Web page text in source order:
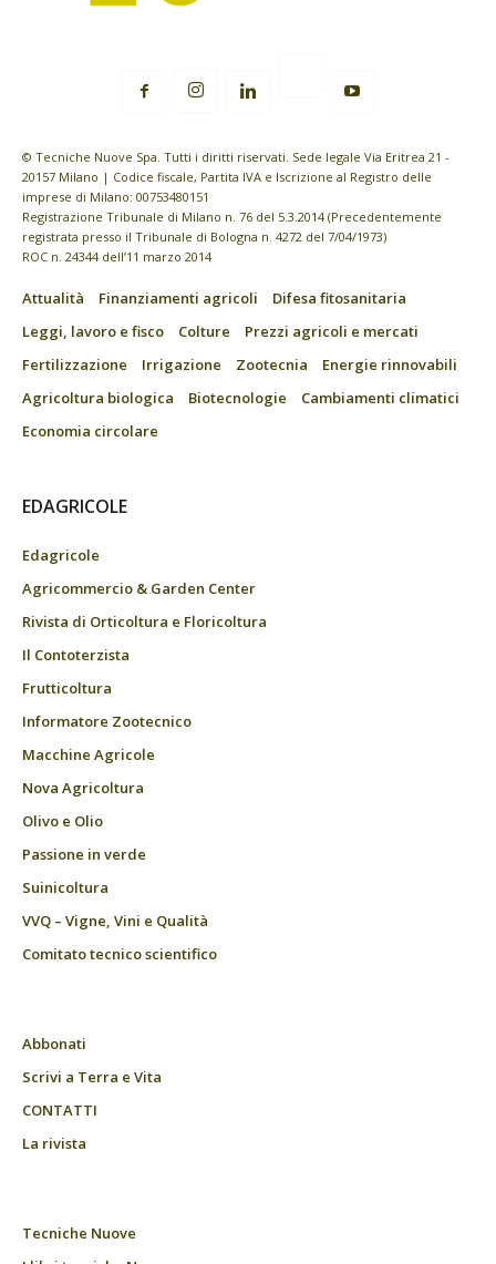
© Tecniche Nuove Spa. Tutti i diritti riservati. Sede legale Via Eritrea 21 -
20157 Milano | Codice fiscale, Partita IVA e Iscrizione al Registro delle
imprese di Milano: 00753480151
Registrazione Tribunale di Milano n. 76 del 5.3.2014 (Precedentemente
registrata presso il Tribunale di Bologna n. 4272 del 7/04/1973)
ROC n. 24344 dell’11 marzo 2014
Attualità Finanziamenti agricoli
Difesa fitosanitaria
Leggi, lavoro e fisco
Colture
Prezzi agricoli e mercati
Fertilizzazione
Irrigazione Zootecnia
Energie rinnovabili
Agricoltura biologica
Biotecnologie
Cambiamenti climatici
Economia circolare
EDAGRICOLE
Edagricole
Agricommercio & Garden Center
Rivista di Orticoltura e Floricoltura
Il Contoterzista
Frutticoltura
Informatore Zootecnico
Macchine Agricole
Nova Agricoltura
Olivo e Olio
Passione in verde
Suinicoltura
VVQ – Vigne, Vini e Qualità
Comitato tecnico scientifico
Abbonati
Scrivi a Terra e Vita
CONTATTI
La rivista
Tecniche Nuove